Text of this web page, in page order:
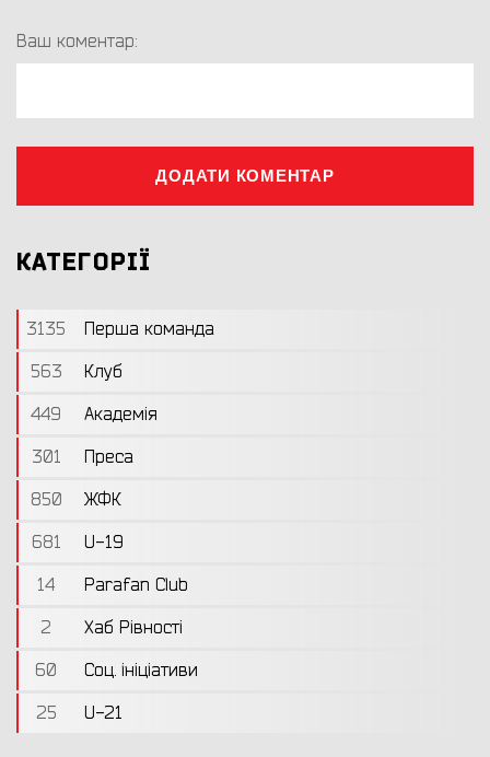
Ваш коментар:
ДОДАТИ КОМЕНТАР
КАТЕГОРІЇ
3135
Перша команда
563
Клуб
449
Академія
301
Преса
850
ЖФК
681
U-19
14
Parafan Club
2
Хаб Рівності
60
Соц. ініціативи
25
U-21